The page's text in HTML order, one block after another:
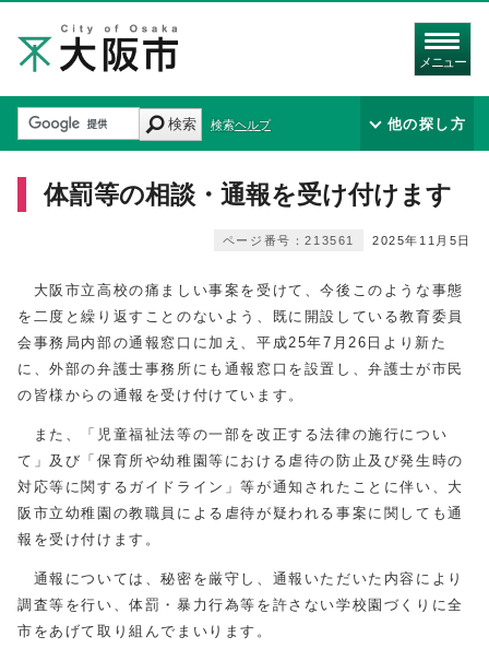
メニュー
検索 検索ヘルプ 他の探し方
体罰等の相談・通報を受け付けます
2025年11月5日
ページ番号：213561
大阪市立高校の痛ましい事案を受けて、今後このような事態
を二度と繰り返すことのないよう、既に開設している教育委員
会事務局内部の通報窓口に加え、平成25年7月26日より新た
に、外部の弁護士事務所にも通報窓口を設置し、弁護士が市民
の皆様からの通報を受け付けています。
また、「児童福祉法等の一部を改正する法律の施行につい
て」及び「保育所や幼稚園等における虐待の防止及び発生時の
対応等に関するガイドライン」等が通知されたことに伴い、大
阪市立幼稚園の教職員による虐待が疑われる事案に関しても通
報を受け付けます。
通報については、秘密を厳守し、通報いただいた内容により
調査等を行い、体罰・暴力行為等を許さない学校園づくりに全
市をあげて取り組んでまいります。